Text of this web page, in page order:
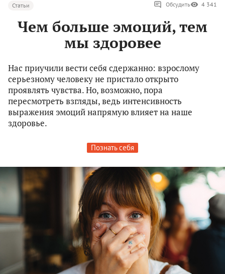
Статьи Обсудить 4 341
Чем больше эмоций, тем
мы здоровее
Нас приучили вести себя сдержанно: взрослому
серьезному человеку не пристало открыто
проявлять чувства. Но, возможно, пора
пересмотреть взгляды, ведь интенсивность
выражения эмоций напрямую влияет на наше
здоровье.
Познать себя